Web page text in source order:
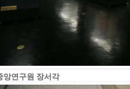
앙연구원 장서각